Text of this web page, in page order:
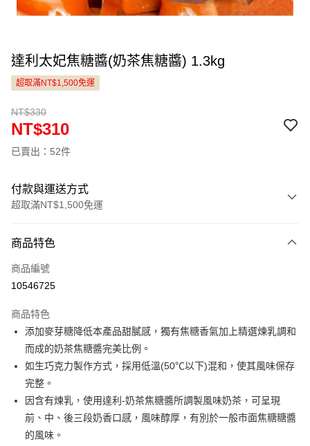
達利太妃焦糖醬(奶茶焦糖醬) 1.3kg
超取滿NT$1,500免運
NT$330
NT$310
已賣出：52件
付款與運送方式
超取滿NT$1,500免運
信用卡一次付款
LINE Pay
悠遊付
Google Pay
全盈+PAY
ATM付款
運送方式
商品特色
商品編號
10546725
商品特色
添加麥芽糖降低本產品甜膩感，獨有焦糖香氣加上精選煉乳調和
而成的奶茶焦糖醬完美比例。
如生巧克力製作方式，採用低溫(50℃以下)混和，使其風味保存
完整。
因含有煉乳，使用達利-奶茶焦糖醬所調製風味奶茶，可呈現
前、中、後三段奶香口感，風味醇厚，有別於一般市面焦糖糖醬
的風味。